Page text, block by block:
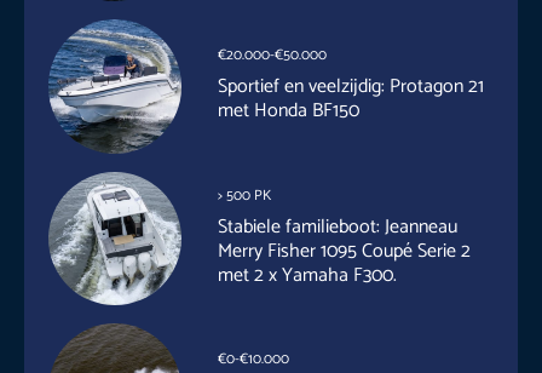
€20.000-€50.000
Sportief en veelzijdig: Protagon 21
met Honda BF150
> 500 PK
Stabiele familieboot: Jeanneau
Merry Fisher 1095 Coupé Serie 2
met 2 x Yamaha F300.
€0-€10.000